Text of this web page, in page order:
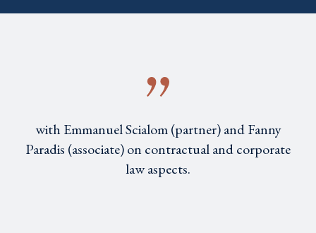
with Emmanuel Scialom (partner) and Fanny
Paradis (associate) on contractual and corporate
law aspects.